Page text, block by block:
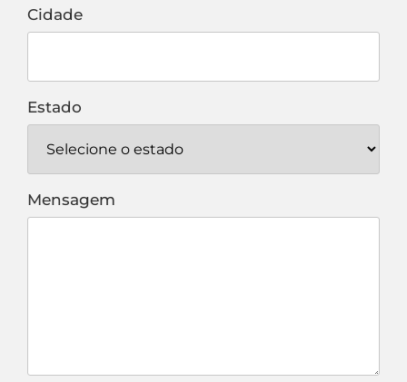
Cidade
Estado
Mensagem